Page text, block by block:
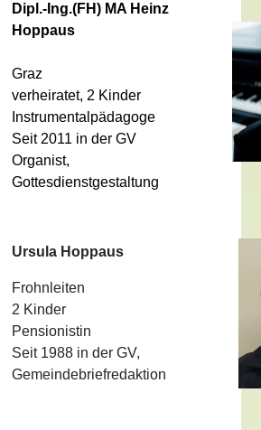
Dipl.-Ing.(FH) MA Heinz
Hoppaus
Graz
verheiratet, 2 Kinder
Instrumentalpädagoge
Seit 2011 in der GV
Organist,
Gottesdienstgestaltung
Ursula Hoppaus
Frohnleiten
2 Kinder
Pensionistin
Seit 1988 in der GV,
Gemeindebriefredaktion